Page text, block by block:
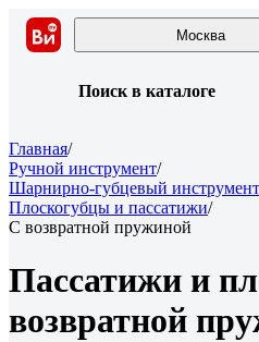
Москва
Поиск в каталоге
Главная/
Ручной инструмент/
Шарнирно-губцевый инструмент
Плоскогубцы и пассатижи/
С возвратной пружиной
Пассатижи и
возвратной